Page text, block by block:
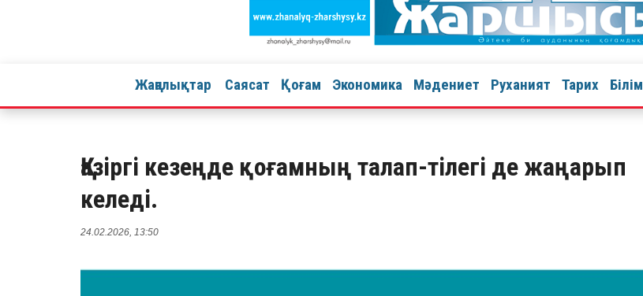
Жаңалықтар Саясат Қоғам Экономика Мәдениет Руханият Тарих Білім
Қазіргі кезеңде қоғамның талап-тілегі де жаңарып
келеді.
24.02.2026, 13:50